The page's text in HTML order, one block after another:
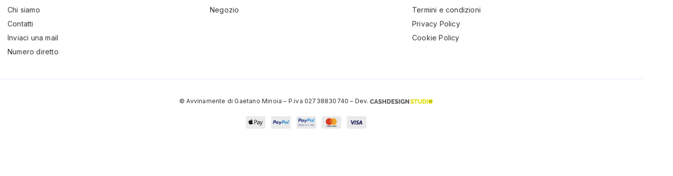
Chi siamo
Contatti
Inviaci una mail
Numero diretto
Negozio
Termini e condizioni
Privacy Policy
Cookie Policy
© Avvinamente di Gaetano Minoia – P.iva 02738830740 – Dev.